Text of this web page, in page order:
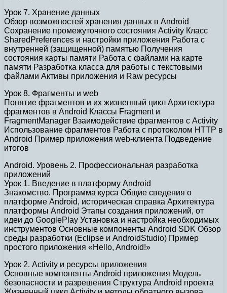
Урок 7. Хранение данных
Обзор возможностей хранения данных в Android
Сохранение промежуточного состояния Activity Класс
SharedPreferences и настройки приложения Работа с
внутренней (защищенной) памятью Получения
состояния карты памяти Работа с файлами на карте
памяти Разработка класса для работы с текстовыми
файлами Активы приложения и Raw ресурсы
Урок 8. Фрагменты и web
Понятие фрагментов и их жизненный цикл Архитектура
фрагментов в Android Классы Fragment и
FragmentManager Взаимодействие фрагментов с Activity
Использование фрагментов Работа с протоколом HTTP в
Android Пример приложения web-клиента Подведение
итогов
Android. Уровень 2. Профессиональная разработка
приложений
Урок 1. Введение в платформу Android
Знакомство. Программа курса Общие сведения о
платформе Android, историческая справка Архитектура
платформы Android Этапы создания приложений, от
идеи до GooglePlay Установка и настройка необходимых
инструментов Основные компоненты Android SDK Обзор
среды разработки (Eclipse и AndroidStudio) Пример
простого приложения «Hello, Android!»
Урок 2. Activity и ресурсы приложения
Основные компоненты Android приложения Модель
безопасности и разрешения Структура Android проекта